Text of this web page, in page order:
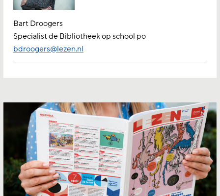
Bart Droogers
Specialist de Bibliotheek op school po
bdroogers@lezen.nl